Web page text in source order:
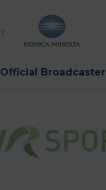
Official Broadcaster